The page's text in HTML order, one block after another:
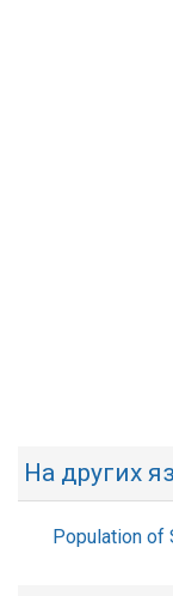
На других
Population of